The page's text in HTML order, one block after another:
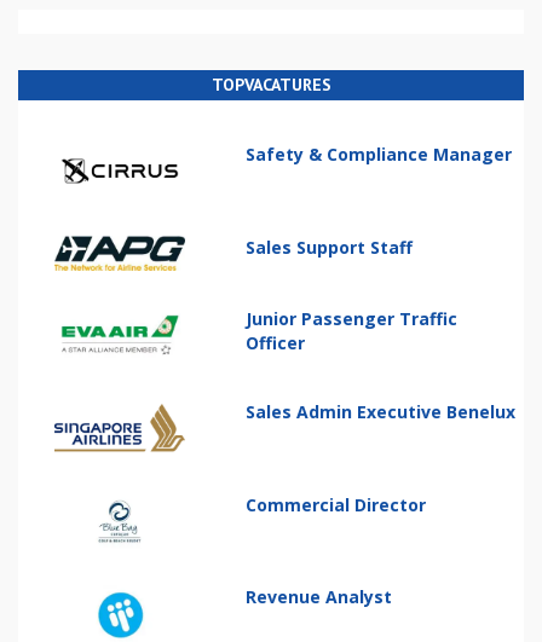
TOPVACATURES
Safety & Compliance Manager
Sales Support Staff
Junior Passenger Traffic
Officer
Sales Admin Executive Benelux
Commercial Director
Revenue Analyst